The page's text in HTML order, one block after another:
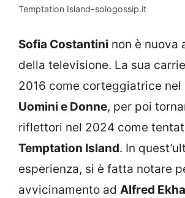
Temptation Island-sologossip.it
Sofia Costantini non è nuova
della televisione. La sua
2016 come corteggiatrice nel
Uomini e Donne, per poi
riflettori nel 2024 come
Temptation Island. In
esperienza, si è fatta notare
avvicinamento ad Alfred